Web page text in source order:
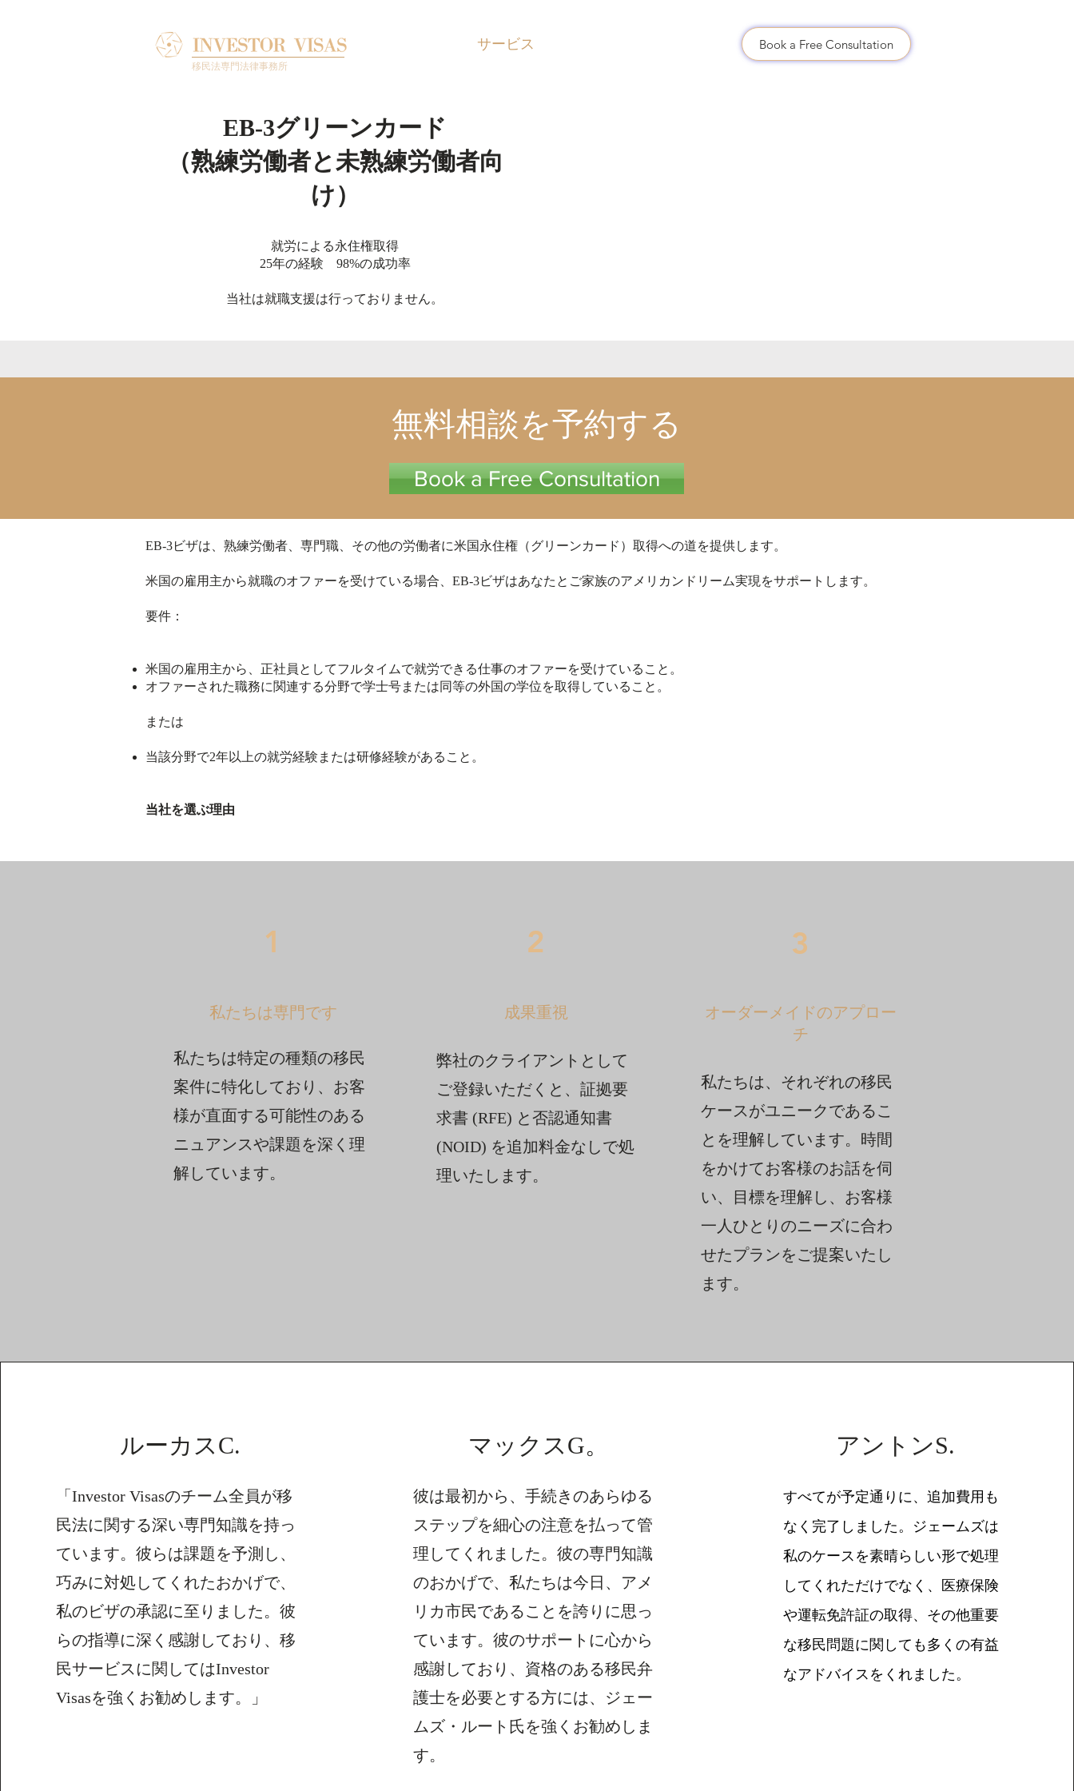
サービス
移民法専門法律事務所
Book a Free Consultation
EB-3グリーンカード
（熟練労働者と未熟練労働者向
け）
就労による永住権取得
25年の経験 98%の成功率
当社は就職支援は行っておりません。
無料相談を予約する
Book a Free Consultation
EB-3ビザは、熟練労働者、専門職、その他の労働者に米国永住権（グリーンカード）取得への道を提供します。
米国の雇用主から就職のオファーを受けている場合、EB-3ビザはあなたとご家族のアメリカンドリーム実現をサポートします。
要件：
米国の雇用主から、正社員としてフルタイムで就労できる仕事のオファーを受けていること。
オファーされた職務に関連する分野で学士号または同等の外国の学位を取得していること。
または
当該分野で2年以上の就労経験または研修経験があること。
当社を選ぶ理由
1
私たちは専門です
私たちは特定の種類の移民
案件に特化しており、お客
様が直面する可能性のある
ニュアンスや課題を深く理
解しています。
2
成果重視
弊社のクライアントとして
ご登録いただくと、証拠要
求書 (RFE) と否認通知書
(NOID) を追加料金なしで処
理いたします。
3
オーダーメイドのアプロー
チ
私たちは、それぞれの移民
ケースがユニークであるこ
とを理解しています。時間
をかけてお客様のお話を伺
い、目標を理解し、お客様
一人ひとりのニーズに合わ
せたプランをご提案いたし
ます。
ルーカスC.
「Investor Visasのチーム全員が移
民法に関する深い専門知識を持っ
ています。彼らは課題を予測し、
巧みに対処してくれたおかげで、
私のビザの承認に至りました。彼
らの指導に深く感謝しており、移
民サービスに関してはInvestor
Visasを強くお勧めします。」
マックスG。
彼は最初から、手続きのあらゆる
ステップを細心の注意を払って管
理してくれました。彼の専門知識
のおかげで、私たちは今日、アメ
リカ市民であることを誇りに思っ
ています。彼のサポートに心から
感謝しており、資格のある移民弁
護士を必要とする方には、ジェー
ムズ・ルート氏を強くお勧めしま
す。
アントンS.
すべてが予定通りに、追加費用も
なく完了しました。ジェームズは
私のケースを素晴らしい形で処理
してくれただけでなく、医療保険
や運転免許証の取得、その他重要
な移民問題に関しても多くの有益
なアドバイスをくれました。